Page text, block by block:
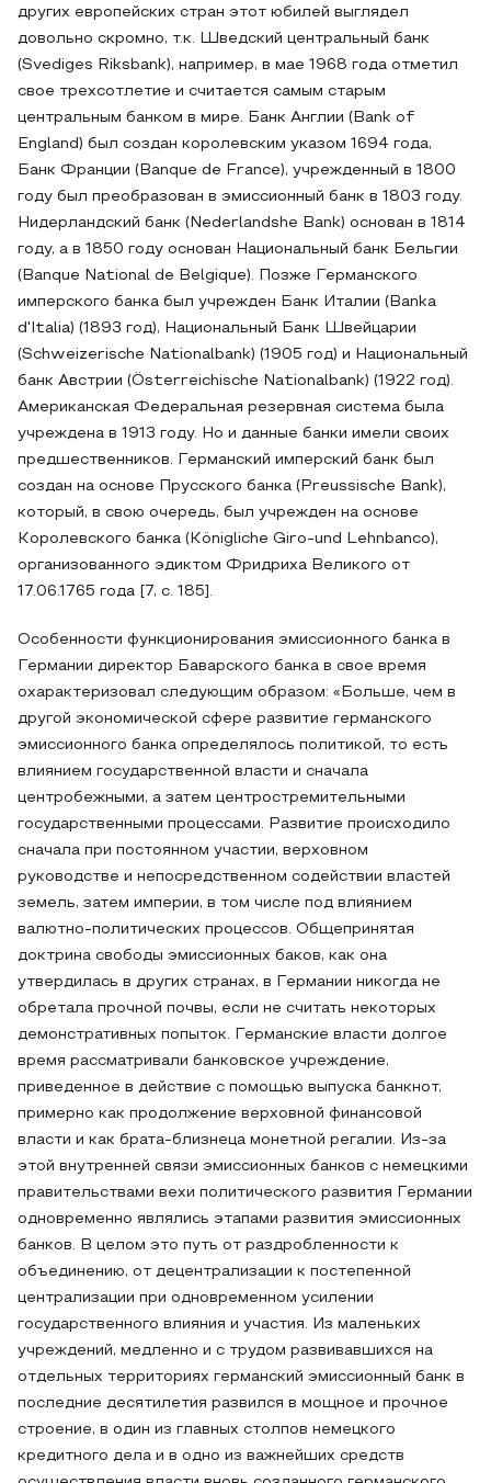
других европейских стран этот юбилей выглядел
довольно скромно, т.к. Шведский центральный банк
(Svediges Riksbank), например, в мае 1968 года отметил
свое трехсотлетие и считается самым старым
центральным банком в мире. Банк Англии (Bank of
England) был создан королевским указом 1694 года,
Банк Франции (Banque de France), учрежденный в 1800
году был преобразован в эмиссионный банк в 1803 году.
Нидерландский банк (Nederlandshe Bank) основан в 1814
году, а в 1850 году основан Национальный банк Бельгии
(Banque National de Belgique). Позже Германского
имперского банка был учрежден Банк Италии (Banka
d'Italia) (1893 год), Национальный Банк Швейцарии
(Schweizerische Nationalbank) (1905 год) и Национальный
банк Австрии (Österreichische Nationalbank) (1922 год).
Американская Федеральная резервная система была
учреждена в 1913 году. Но и данные банки имели своих
предшественников. Германский имперский банк был
создан на основе Прусского банка (Preussische Bank),
который, в свою очередь, был учрежден на основе
Королевского банка (Königliche Giro-und Lehnbanco),
организованного эдиктом Фридриха Великого от
17.06.1765 года [7, с. 185].
Особенности функционирования эмиссионного банка в
Германии директор Баварского банка в свое время
охарактеризовал следующим образом: «Больше, чем в
другой экономической сфере развитие германского
эмиссионного банка определялось политикой, то есть
влиянием государственной власти и сначала
центробежными, а затем центростремительными
государственными процессами. Развитие происходило
сначала при постоянном участии, верховном
руководстве и непосредственном содействии властей
земель, затем империи, в том числе под влиянием
валютно-политических процессов. Общепринятая
доктрина свободы эмиссионных баков, как она
утвердилась в других странах, в Германии никогда не
обретала прочной почвы, если не считать некоторых
демонстративных попыток. Германские власти долгое
время рассматривали банковское учреждение,
приведенное в действие с помощью выпуска банкнот,
примерно как продолжение верховной финансовой
власти и как брата-близнеца монетной регалии. Из-за
этой внутренней связи эмиссионных банков с немецкими
правительствами вехи политического развития Германии
одновременно являлись этапами развития эмиссионных
банков. В целом это путь от раздробленности к
объединению, от децентрализации к постепенной
централизации при одновременном усилении
государственного влияния и участия. Из маленьких
учреждений, медленно и с трудом развивавшихся на
отдельных территориях германский эмиссионный банк в
последние десятилетия развился в мощное и прочное
строение, в один из главных столпов немецкого
кредитного дела и в одно из важнейших средств